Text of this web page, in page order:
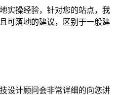
实操经验，针对您的站点，我
可落地的建议，区别于一般建
设计顾问会非常详细的向您讲